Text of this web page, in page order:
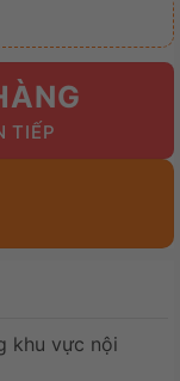
khu vực nội